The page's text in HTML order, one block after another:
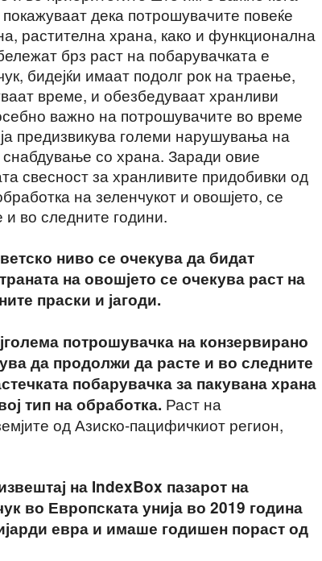
дека потрошувачите повеќе
растителна храна, како и функционална
брз раст на побарувачката е
бидејќи имаат подолг рок на траење,
време, и обезбедуваат хранливи
важно на потрошувачите во време
предизвикува големи нарушувања на
со храна. Заради овие
свесност за хранливите придобивки од
на зеленчукот и овошјето, се
и во следните години.
ниво се очекува да бидат
на овошјето се очекува раст на
праски и јагоди.
потрошувачка на конзервирано
да продолжи да расте и во следните
побарувачка за пакувана храна
тип на обработка. Раст на
од Азиско-пацифичкиот регион,
на IndexBox пазарот на
во Европската унија во 2019 година
евра и имаше годишен пораст од